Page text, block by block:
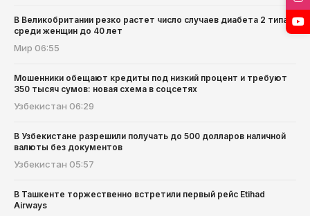
В Великобритании резко растет число случаев диабета 2 типа
среди женщин до 40 лет
Мир 06:55
Мошенники обещают кредиты под низкий процент и требуют
350 тысяч сумов: новая схема в соцсетях
Узбекистан 06:29
В Узбекистане разрешили получать до 500 долларов наличной
валюты без документов
Узбекистан 05:57
В Ташкенте торжественно встретили первый рейс Etihad
Airways